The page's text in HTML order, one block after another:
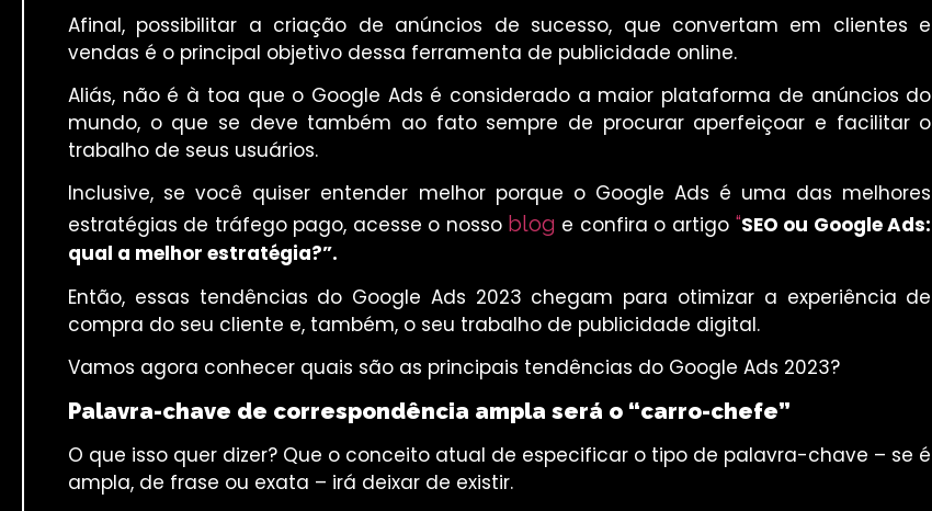
Afinal, possibilitar a criação de anúncios de sucesso, que convertam em clientes e
vendas é o principal objetivo dessa ferramenta de publicidade online.
Aliás, não é à toa que o Google Ads é considerado a maior plataforma de anúncios do
mundo, o que se deve também ao fato sempre de procurar aperfeiçoar e facilitar o
trabalho de seus usuários.
Inclusive, se você quiser entender melhor porque o Google Ads é uma das melhores
estratégias de tráfego pago, acesse o nosso blog e confira o artigo “SEO ou Google Ads:
qual a melhor estratégia?”.
Então, essas tendências do Google Ads 2023 chegam para otimizar a experiência de
compra do seu cliente e, também, o seu trabalho de publicidade digital.
Vamos agora conhecer quais são as principais tendências do Google Ads 2023?
Palavra-chave de correspondência ampla será o “carro-chefe”
O que isso quer dizer? Que o conceito atual de especificar o tipo de palavra-chave – se é
ampla, de frase ou exata – irá deixar de existir.